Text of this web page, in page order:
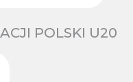
POLSKI U20